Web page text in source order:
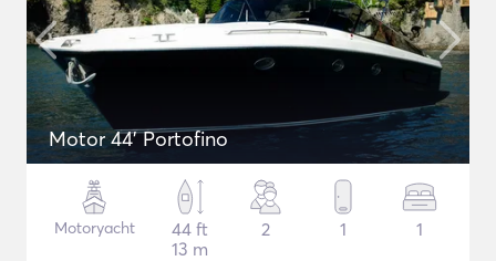
Motor 44' Portofino
Motoryacht
44 ft
13 m
2 1 1